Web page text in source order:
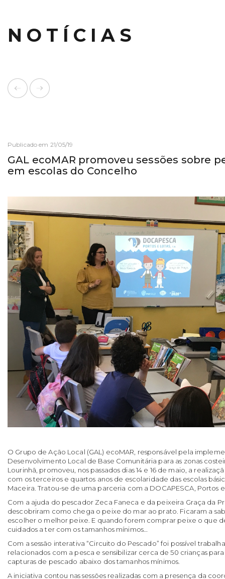
NOTÍCIAS
Publicado em 21/05/19
GAL ecoMAR promoveu sessões sobre
em escolas do Concelho
O Grupo de Ação Local (GAL) ecoMAR, responsável pela
Desenvolvimento Local de Base Comunitária para as zonas
Lourinhã, promoveu, nos passados dias 14 e 16 de maio, a
com os terceiros e quartos anos de escolaridade das escolas
Maceira. Tratou-se de uma parceria com a DOCAPESCA, Portos e
Com a ajuda do pescador Zeca Faneca e da peixeira Graça da
descobriram como chega o peixe do mar ao prato. Ficaram a
escolher o melhor peixe. E quando forem comprar peixe o que
cuidados a ter com os tamanhos mínimos…
Com a sessão interativa “Circuito do Pescado” foi possível
relacionados com a pesca e sensibilizar cerca de 50 crianças
capturas de pescado abaixo dos tamanhos mínimos.
A iniciativa contou nas sessões realizadas com a presença da